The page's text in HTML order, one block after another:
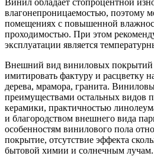
влагонепроницаемостью, поэтому
помещениях с повышенной
проходимостью. При этом
эксплуатации является
Внешний вид виниловых покрытий
имитировать фактуру и расцветку
дерева, мрамора, гранита.
преимуществами остальных видов
керамики, практичностью
и благородством внешнего вида
особенностям винилового пола
покрытие, отсутствие эффекта
бытовой химии и солнечным лучам.